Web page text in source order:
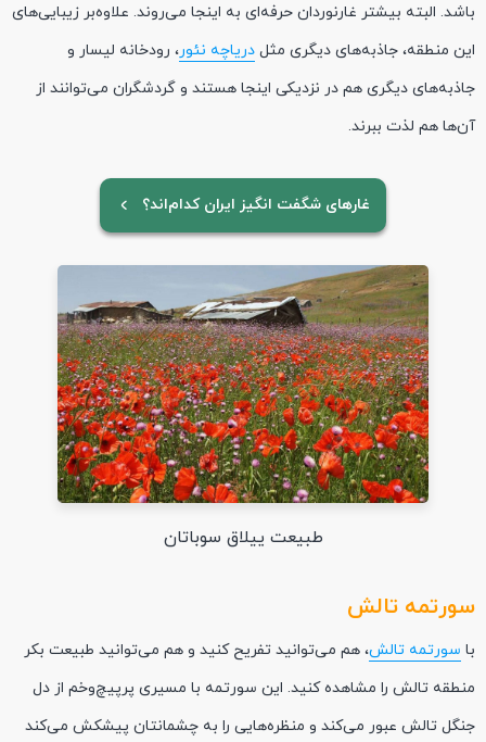
باشد. البته بیشتر غارنوردان حرفه‌ای به اینجا می‌روند. علاوه‌بر زیبایی‌های
این منطقه، جاذبه‌های دیگری مثل دریاچه نئور، رودخانه لیسار و
جاذبه‌های دیگری هم در نزدیکی اینجا هستند و گردشگران می‌توانند از
آن‌ها هم لذت ببرند.
غارهای شگفت انگیز ایران کدام‌اند؟
طبیعت ییلاق سوباتان
سورتمه تالش
با سورتمه تالش، هم می‌توانید تفریح کنید و هم می‌توانید طبیعت بکر
منطقه تالش را مشاهده کنید. این سورتمه با مسیری پرپیچ‌وخم از دل
جنگل تالش عبور می‌کند و منظره‌هایی را به چشمانتان پیشکش می‌کند